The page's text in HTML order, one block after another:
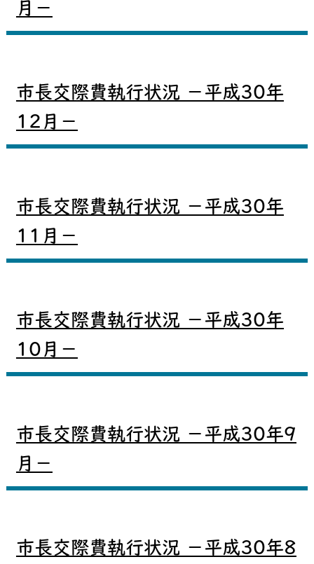
月－
市長交際費執行状況 －平成30年
12月－
市長交際費執行状況 －平成30年
11月－
市長交際費執行状況 －平成30年
10月－
市長交際費執行状況 －平成30年9
月－
市長交際費執行状況 －平成30年8